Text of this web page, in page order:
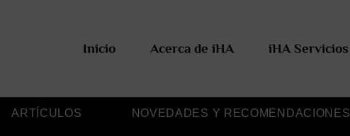
Inicio Acerca de iHA iHA Servicios
ARTÍCULOS NOVEDADES Y RECOMENDACIONES